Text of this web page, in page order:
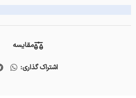
مقایسه
اشتراک گذاری: